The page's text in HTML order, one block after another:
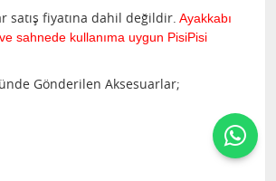
satış fiyatına dahil değildir. Ayakkabı
sahnede kullanıma uygun PisiPisi
Gönderilen Aksesuarlar;